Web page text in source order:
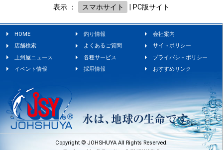
表示 ： スマホサイト PC版サイト
HOME 釣り情報
会社案内
店舗検索
よくあるご質問
サイトポリシー
上州屋ニュース
各種サービス
プライバシ－ポリシー
イベント情報
採用情報 おすすめリンク
Copyright © JOHSHUYA All Rights Reserved.